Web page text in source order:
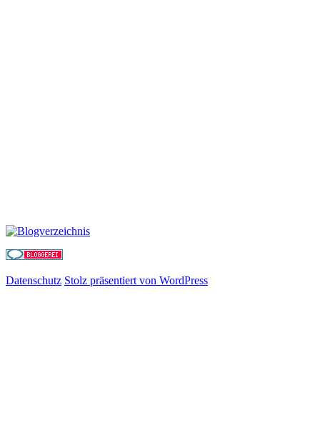
Datenschutz Stolz präsentiert von WordPress